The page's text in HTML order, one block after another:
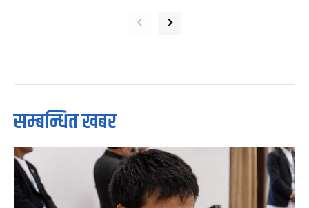
‹ ›
सम्बन्धित खबर